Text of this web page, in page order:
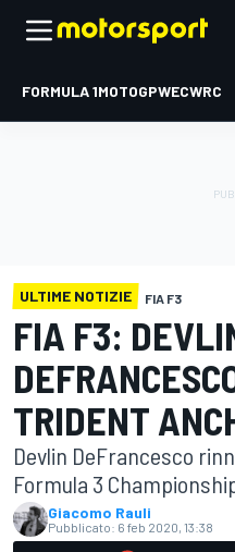
FORMULA 1MOTOGPWECWRC
ULTIME NOTIZIE FIA F3
FIA F3:
TRIDENT
Devlin DeFrancesco
Formula 3
Giacomo Rauli
Pubblicato: 6 feb 2020, 13:38